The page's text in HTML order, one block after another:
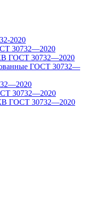
2020
30732—2020
ГОСТ 30732—2020
ГОСТ 30732—
30732—2020
ГОСТ 30732—2020